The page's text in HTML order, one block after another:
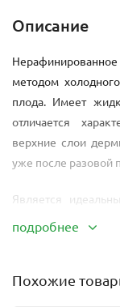
Описание
методом
плода. Имеет
отличается
верхние слои
уже после разовой
Является
Содержит в
фитостеролы.
масок, кремов,
подробнее
Похожие